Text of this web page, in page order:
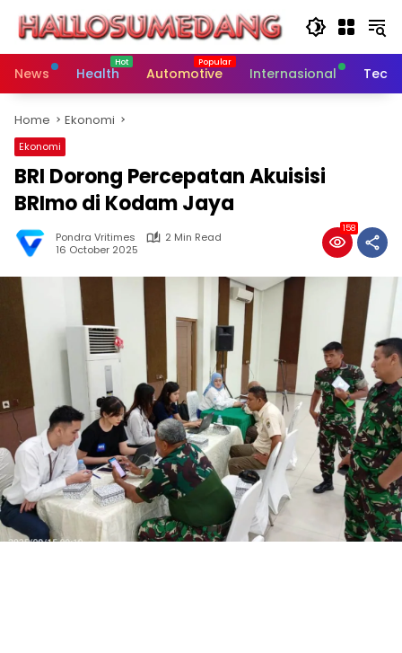
content
News
Health Automotive Internasional
Home Ekonomi
Ekonomi
BRI Dorong Percepatan Akuisisi
BRImo di Kodam Jaya
Pondra Vritimes
2 Min Read
16 October 2025
158